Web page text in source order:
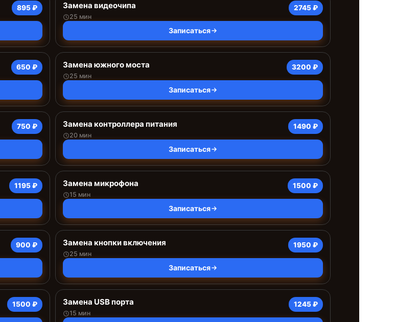
895 ₽ Замена видеочипа
25 мин
2745 ₽
Записаться
650 ₽ Замена южного моста
25 мин
3200 ₽
Записаться
750 ₽ Замена контроллера питания
20 мин
1490 ₽
Записаться
1195 ₽ Замена микрофона
15 мин
1500 ₽
Записаться
900 ₽ Замена кнопки включения
25 мин
1950 ₽
Записаться
1500 ₽ Замена USB порта
15 мин
1245 ₽